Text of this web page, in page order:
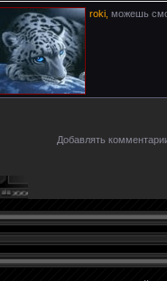
roki, можешь
Добавлять